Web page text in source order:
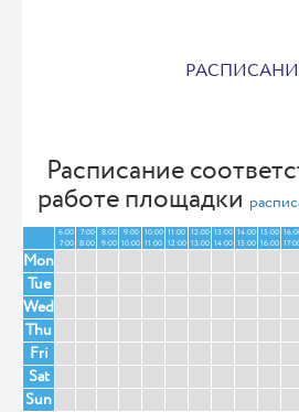
Расписание
работе площадки
6:00
7:00
7:00
8:00
8:00
9:00
9:00
10:00
10:00
11:00
11:00
12:00
12:00
13:00
13:00
14:00
14:00
15:00
15:00
16:00
Mon
Tue
Wed
Thu
Fri
Sat
Sun